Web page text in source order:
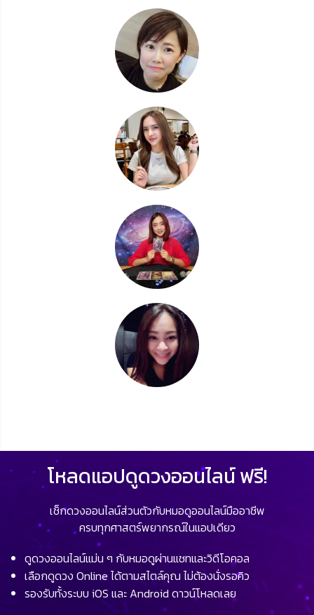
โหลดแอปดูดวงออนไลน์ ฟรี!
เช็กดวงออนไลน์ส่วนตัวกับหมอดูออนไลน์มืออาชีพ
ครบทุกศาสตร์พยากรณ์ในแอปเดียว
ดูดวงออนไลน์แม่น ๆ กับหมอดูผ่านแชทและวิดีโอคอล
เลือกดูดวง Online ได้ตามสไตล์คุณ ไม่ต้องนั่งรอคิว
รองรับทั้งระบบ iOS และ Android ดาวน์โหลดเลย